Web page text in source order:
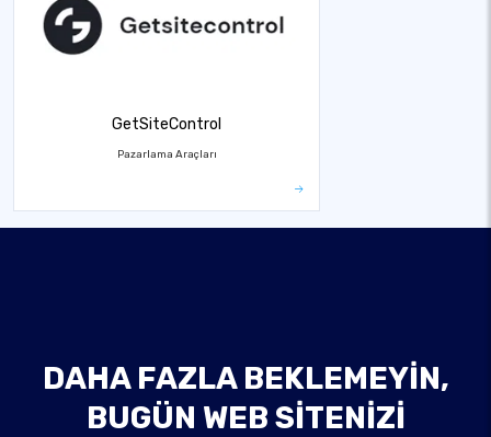
GetSiteControl
Pazarlama Araçları
DAHA FAZLA BEKLEMEYIN,
BUGÜN WEB SITENIZI